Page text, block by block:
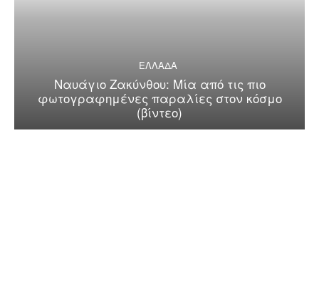
ΕΛΛΑΔΑ
Ναυάγιο Ζακύνθου: Μία από τις πιο
φωτογραφημένες παραλίες στον κόσμο
(βίντεο)